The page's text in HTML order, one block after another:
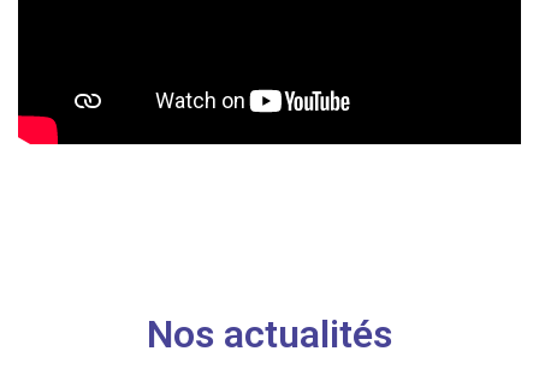
Nos actualités